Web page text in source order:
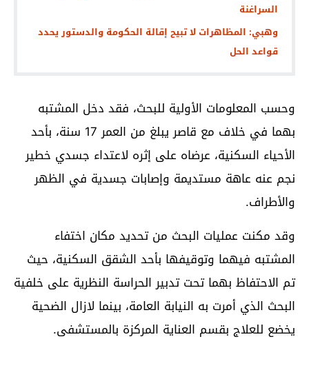
السراغنة
وهبي: المظاهرات لا تبيح إقالة الحكومة والدستور يحدد
قواعد الحل
وحسب المعلومات الأولية للبحث، فقد دخل المشتبه
بهما في خلاف مع قاصر يبلغ من العمر 17 سنة، بأحد
الأحياء السكنية، عرضاه على إثره لاعتداء جسدي خطير
نجم عنه عاهة مستديمة وإصابات جسدية في الظهر
والأطراف.
وقد مكنت عمليات البحث من تحديد مكان اختفاء
المشتبه فيهما وتوقيفها بأحد الشقق السكنية، حيث
تم الاحتفاظ بهما تحت تدبير الحراسة النظرية على خلفية
البحث الذي أمرت به النيابة العامة، بينما لازال الضحية
يخضع للعلاج بقسم العناية المركزة بالمستشفى.